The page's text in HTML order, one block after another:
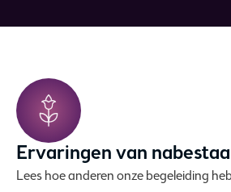
Ervaringen van
Lees hoe anderen onze begeleiding